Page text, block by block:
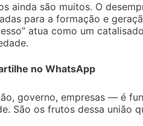
ainda são muitos. O
para a formação e
atua como um
no WhatsApp
governo, empresas — é
São os frutos dessa união